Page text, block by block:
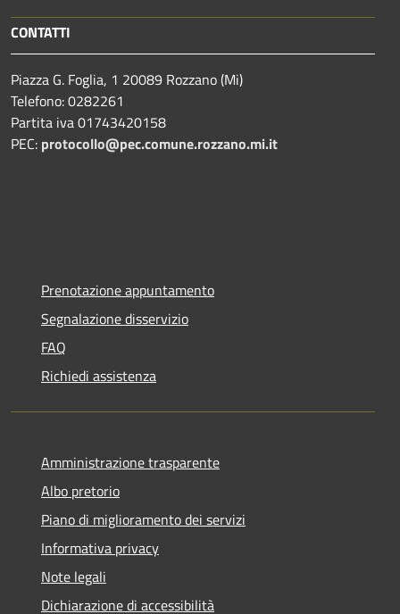
CONTATTI
Piazza G. Foglia, 1 20089 Rozzano (Mi)
Telefono: 0282261
Partita iva 01743420158
PEC: protocollo@pec.comune.rozzano.mi.it
Prenotazione appuntamento
Segnalazione disservizio
FAQ
Richiedi assistenza
Amministrazione trasparente
Albo pretorio
Piano di miglioramento dei servizi
Informativa privacy
Note legali
Dichiarazione di accessibilità